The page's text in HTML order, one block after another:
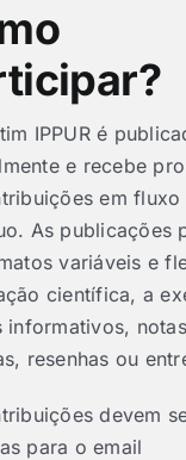
IPPUR é
e recebe
em fluxo
As publicações
variáveis e
científica, a
informativos, notas
resenhas ou
devem
para o email